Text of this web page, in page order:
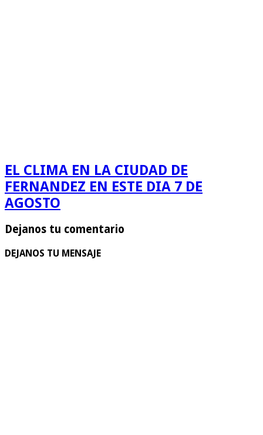
EL CLIMA EN LA CIUDAD DE
FERNANDEZ EN ESTE DIA 7 DE
AGOSTO
Dejanos tu comentario
DEJANOS TU MENSAJE